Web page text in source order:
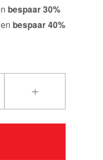
bespaar30%
en bespaar40%
+